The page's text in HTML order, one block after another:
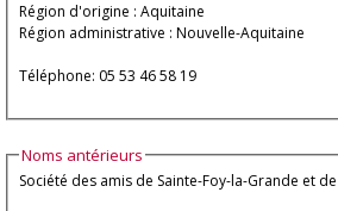
Région d'origine : Aquitaine
Région administrative : Nouvelle-Aquitaine
Téléphone: 05 53 46 58 19
Noms antérieurs
Société des amis de Sainte-Foy-la-Grande et